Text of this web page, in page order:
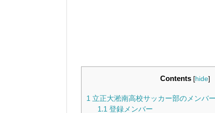
Contents [hide]
1 立正大淞南高校サッカー部のメンバ
1.1 登録メンバー